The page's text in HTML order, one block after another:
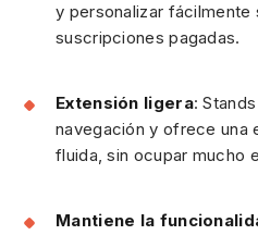
y personalizar fácilmente
suscripciones pagadas.
Extensión ligera:
navegación y ofrece una
fluida, sin ocupar mucho
Mantiene la